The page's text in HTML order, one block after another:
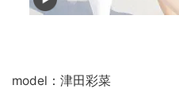
model：津田彩菜